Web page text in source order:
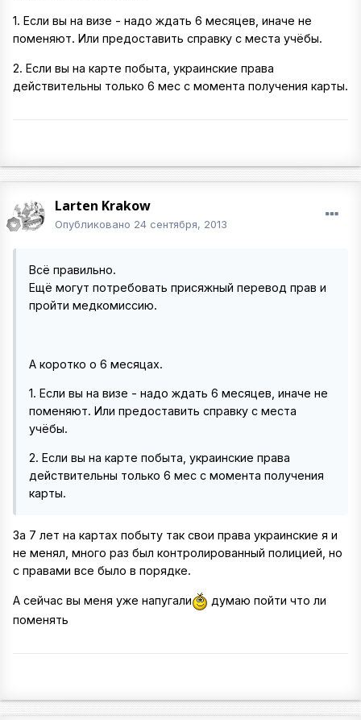
1. Если вы на визе - надо ждать 6 месяцев, иначе не
поменяют. Или предоставить справку с места учёбы.
2. Если вы на карте побыта, украинские права
действительны только 6 мес с момента получения карты.
Larten Krakow
Опубликовано 24 сентября, 2013
Всё правильно.
Ещё могут потребовать присяжный перевод прав и
пройти медкомиссию.
А коротко о 6 месяцах.
1. Если вы на визе - надо ждать 6 месяцев, иначе не
поменяют. Или предоставить справку с места
учёбы.
2. Если вы на карте побыта, украинские права
действительны только 6 мес с момента получения
карты.
За 7 лет на картах побыту так свои права украинские я и
не менял, много раз был контролированный полицией, но
с правами все было в порядке.
А сейчас вы меня уже напугали
думаю пойти что ли
поменять